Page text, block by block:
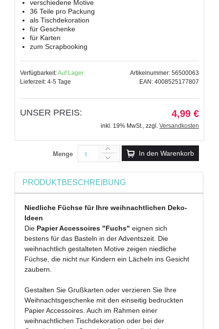
verschiedene Motive
36 Teile pro Packung
als Tischdekoration
für Geschenke
für Karten
zum Scrapbooking
Verfügbarkeit:Auf Lager
Lieferzeit: 4-5 Tage
Artikelnummer: 56500063
EAN: 4008525177807
UNSER PREIS: 4,99 €
inkl. 19% MwSt., zzgl. Versandkosten
Menge In den Warenkorb
PRODUKTBESCHREIBUNG
Niedliche Füchse für Ihre weihnachtlichen Deko-
Ideen
Die Papier Accessoires "Fuchs" eignen sich
bestens für das Basteln in der Adventszeit. Die
weihnachtlich gestalteten Motive zeigen niedliche
Füchse, die nicht nur Kindern ein Lächeln ins Gesicht
zaubern.
Gestalten Sie Grußkarten oder verzieren Sie Ihre
Weihnachtsgeschenke mit den einseitig bedruckten
Papier Accessoires. Auch im Rahmen einer
weihnachtlichen Tischdekoration oder bei der